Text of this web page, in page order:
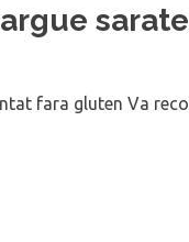
sarate
fara gluten Va